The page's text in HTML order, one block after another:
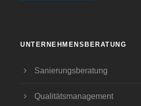
UNTERNEHMENSBERATUNG
Sanierungsberatung
Qualitätsmanagement